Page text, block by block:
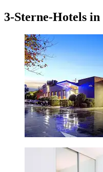
3-Sterne-Hotels